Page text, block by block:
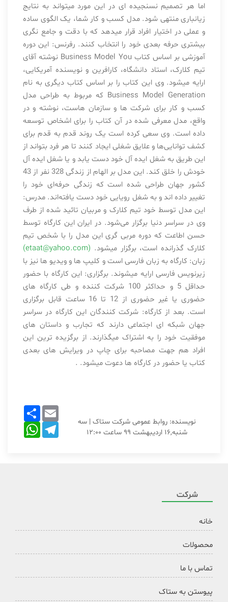
اما هر تصمیم نسنجیده ای در این مورد میتواند به نتایج
زیانباری منتهی شود. مدل کسب و کار شما، یک الگوی ساده
و عملی در اختیار افراد قرار میدهد که با دقت و جامع نگری
بیشتری حرفه بعدی خود را انتخاب کنند. رفرنس: این دوره
آموزشی بر اساس کتاب Business Model You نوشته آقای
تیم کلارک، استاد دانشگاه، کارافرین و نویسنده آمریکایی،
ارایه میشود. وی این کتاب را بر اساس کتاب دیگری به نام
Business Model Generation که مربوط به طراحی مدل
کسب و کار برای شرکت ها و سازمان هاست، نوشته و در
واقع، مدل معرفی شده در آن کتاب را برای اشخاص توسعه
داده است. وی سعی کرده‌ است یک روند قدم به قدم برای
کشف توانایی‌ها و علایق شغلی ایجاد کنند تا هر فرد بتواند از
این طریق به شغل ایده آل خود دست یابد و یا شغل ایده آل
خودش را خلق کند. این مدل بر الهام از زندگی 328 نفر از 43
کشور جهان طراحی شده است که زندگی حرفه‌ای خود را
تغییر داده اند و به شغل رویایی خود دست یافته‌اند. مدرس:
این مدل توسط خود تیم کلارک و مربیان تائید شده از طرف
وی در سراسر دنیا برگزار می‌شود. در ایران این کارگاه توسط
حسن اطاعت که دوره مربی گری این مدل را با شخص تیم
کلارک گذرانده است، برگزار میشود. (etaat@yahoo.com)
زبان: کارگاه به زبان فارسی است و کلیپ ها و ویدیو ها نیز با
زیرنویس فارسی ارایه میشوند. برگزاری: این کارگاه با حضور
حداقل 5 و حداکثر 100 شرکت کننده و طی کارگاه های
حضوری یا غیر حضوری از 12 تا 16 ساعت قابل برگزاری
است. بعد از کارگاه: شرکت کنندگان این کارگاه در سراسر
جهان شبکه ای اجتماعی دارند که تجارب و داستان های
موفقیت خود را به اشتراک میگذارند. از برگزیده ترین این
افراد هم جهت مصاحبه برای چاپ در ویرایش های بعدی
کتاب یا حضور در کارگاه ها دعوت میشود. .
نویسنده: روابط عمومی شرکت ستاک |سه
شنبه,۱۶ اردیبهشت ۹۹ ساعت ۱۲:۰۰
ShareEmail
WhatsAppTelegram
شرکت
خانه
محصولات
تماس با ما
پیوستن به ستاک